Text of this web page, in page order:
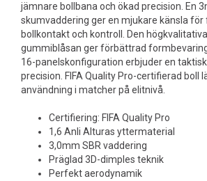
jämnare bollbana och ökad precision. En
skumvaddering ger en mjukare känsla
bollkontakt och kontroll. Den
gummiblåsan ger förbättrad
16-panelskonfiguration erbjuder en
precision. FIFA Quality Pro-certifierad boll
användning i matcher på elitnivå.
Certifiering: FIFA Quality Pro
1,6 Anli Alturas yttermaterial
3,0mm SBR vaddering
Präglad 3D-dimples teknik
Perfekt aerodynamik